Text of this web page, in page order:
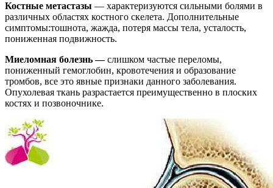
Костные метастазы — характеризуются сильными болями в
различных областях костного скелета. Дополнительные
симптомы:тошнота, жажда, потеря массы тела, усталость,
пониженная подвижность.
Миеломная болезнь —слишком частые переломы,
пониженный гемоглобин, кровотечения и образование
тромбов, все это явные признаки данного заболевания.
Опухолевая ткань разрастается преимущественно в плоских
костях и позвоночнике.